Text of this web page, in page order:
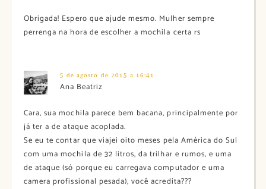
Obrigada! Espero que ajude mesmo. Mulher sempre
perrenga na hora de escolher a mochila certa rs
5 de agosto de 2015 a 16:41
Ana Beatriz
Cara, sua mochila parece bem bacana, principalmente por
já ter a de ataque acoplada.
Se eu te contar que viajei oito meses pela América do Sul
com uma mochila de 32 litros, da trilhar e rumos, e uma
de ataque (só porque eu carregava computador e uma
camera profissional pesada), você acredita???